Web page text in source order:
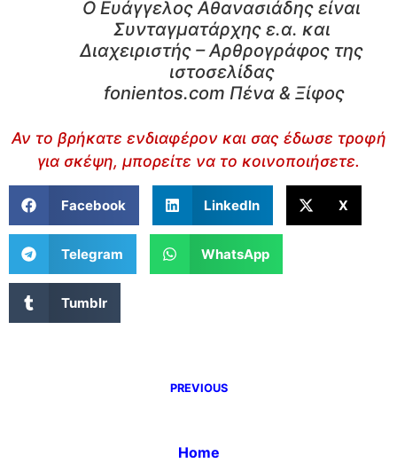
Ο Ευάγγελος Αθανασιάδης είναι
Συνταγματάρχης ε.α. και
Διαχειριστής – Αρθρογράφος της
ιστοσελίδας
fonientos.com Πένα & Ξίφος
Αν το βρήκατε ενδιαφέρον και σας έδωσε τροφή
για σκέψη, μπορείτε να το κοινοποιήσετε.
Facebook LinkedIn X
Telegram WhatsApp
Tumblr
PREVIOUS
Home